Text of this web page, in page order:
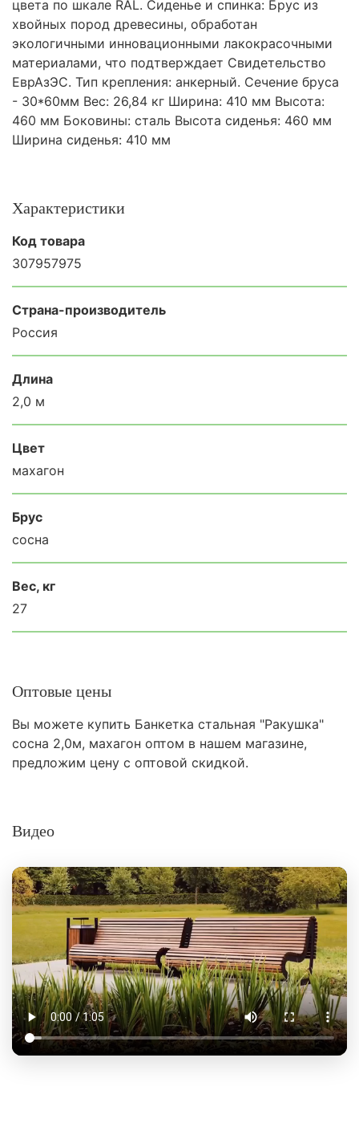
цвета по шкале RAL. Сиденье и спинка: Брус из
хвойных пород древесины, обработан
экологичными инновационными лакокрасочными
материалами, что подтверждает Свидетельство
ЕврАзЭС. Тип крепления: анкерный. Сечение бруса
- 30*60мм Вес: 26,84 кг Ширина: 410 мм Высота:
460 мм Боковины: сталь Высота сиденья: 460 мм
Ширина сиденья: 410 мм
Характеристики
Код товара
307957975
Страна-производитель
Россия
Длина
2,0 м
Цвет
махагон
Брус
сосна
Вес, кг
27
Оптовые цены
Вы можете купить Банкетка стальная "Ракушка"
сосна 2,0м, махагон оптом в нашем магазине,
предложим цену с оптовой скидкой.
Видео